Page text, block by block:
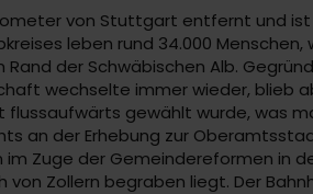
von Stuttgart entfernt und
leben rund 34.000
der Schwäbischen Alb.
wechselte immer wieder, blieb
gewählt wurde, was
an der Erhebung zur
Zuge der Gemeindereformen in
von Zollern begraben liegt. Der